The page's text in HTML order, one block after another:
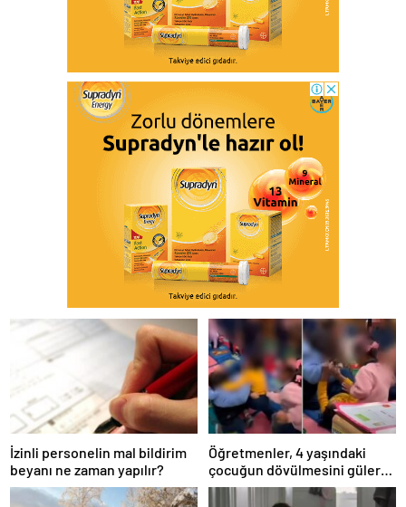
İzinli personelin mal bildirim
beyanı ne zaman yapılır?
Öğretmenler, 4 yaşındaki
çocuğun dövülmesini gülerek
izledi